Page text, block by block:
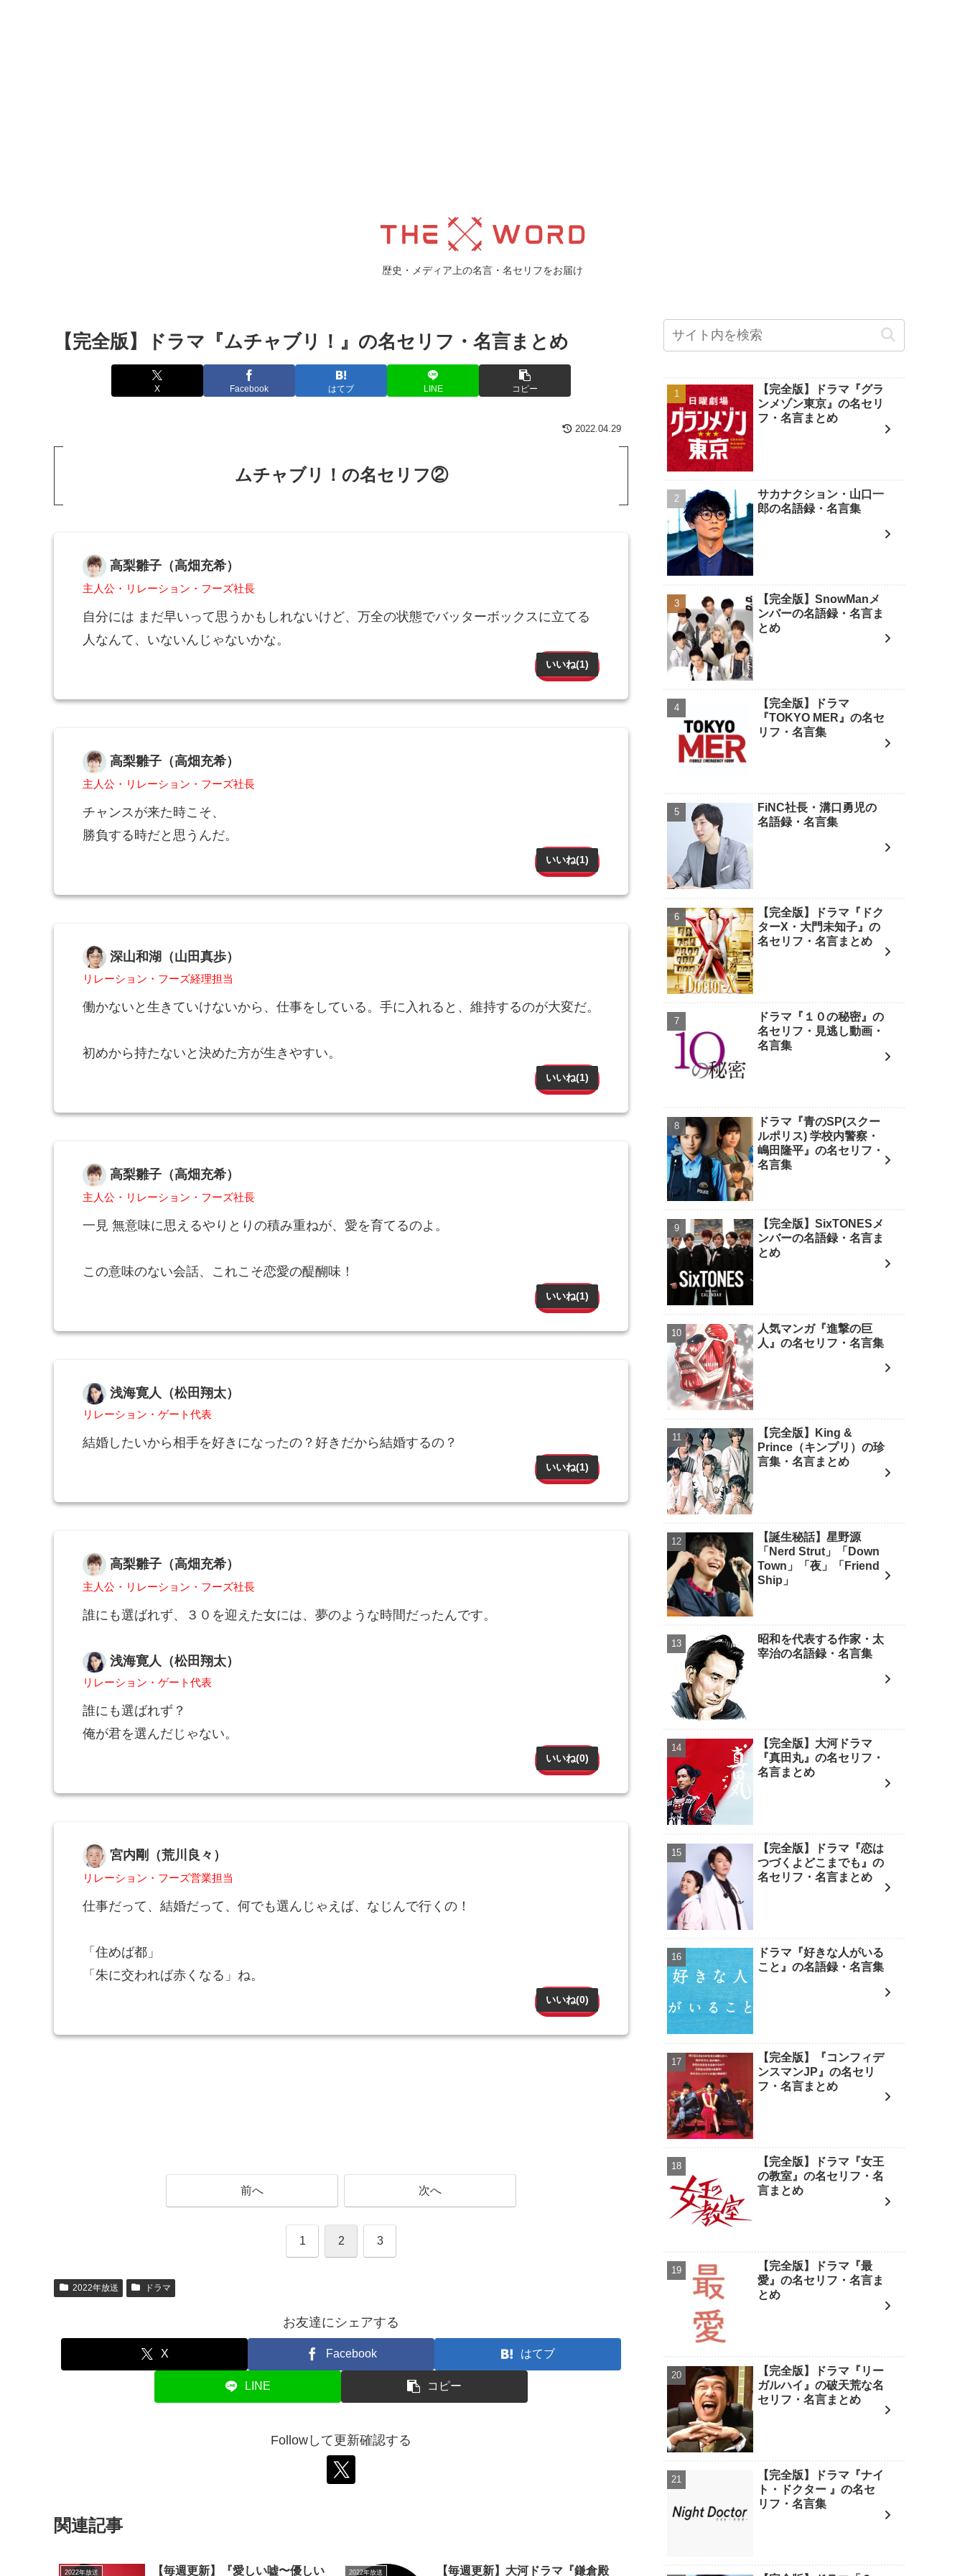
歴史・メディア上の名言・名セリフをお届け
【完全版】ドラマ『ムチャブリ！』の名セリフ・名言まとめ
X Facebook はてブ LINE コピー
2022.04.29
ムチャブリ！の名セリフ②
高梨雛子（高畑充希）
主人公・リレーション・フーズ社長
自分には まだ早いって思うかもしれないけど、万全の状態でバッターボックスに立てる
人なんて、いないんじゃないかな。
いいね(1)
高梨雛子（高畑充希）
主人公・リレーション・フーズ社長
チャンスが来た時こそ、
勝負する時だと思うんだ。
いいね(1)
深山和湖（山田真歩）
リレーション・フーズ経理担当
働かないと生きていけないから、仕事をしている。手に入れると、維持するのが大変だ。
初めから持たないと決めた方が生きやすい。
いいね(1)
高梨雛子（高畑充希）
主人公・リレーション・フーズ社長
一見 無意味に思えるやりとりの積み重ねが、愛を育てるのよ。
この意味のない会話、これこそ恋愛の醍醐味！
いいね(1)
浅海寛人（松田翔太）
リレーション・ゲート代表
結婚したいから相手を好きになったの？好きだから結婚するの？
いいね(1)
高梨雛子（高畑充希）
主人公・リレーション・フーズ社長
誰にも選ばれず、３０を迎えた女には、夢のような時間だったんです。
浅海寛人（松田翔太）
リレーション・ゲート代表
誰にも選ばれず？
俺が君を選んだじゃない。
いいね(0)
宮内剛（荒川良々）
リレーション・フーズ営業担当
仕事だって、結婚だって、何でも選んじゃえば、なじんで行くの！
「住めば都」
「朱に交われば赤くなる」ね。
いいね(0)
前へ 次へ
1 2 3
2022年放送 ドラマ
お友達にシェアする
X Facebook はてブ
LINE コピー
Followして更新確認する
関連記事
2022年放送 【毎週更新】『愛しい嘘〜優しい 2022年放送 【毎週更新】大河ドラマ『鎌倉殿
【完全版】ドラマ『グラ
ンメゾン東京』の名セリ
フ・名言まとめ
サカナクション・山口一
郎の名語録・名言集
【完全版】SnowManメ
ンバーの名語録・名言ま
とめ
【完全版】ドラマ
『TOKYO MER』の名セ
リフ・名言集
FiNC社長・溝口勇児の
名語録・名言集
【完全版】ドラマ『ドク
ターX・大門未知子』の
名セリフ・名言まとめ
ドラマ『１０の秘密』の
名セリフ・見逃し動画・
名言集
ドラマ『青のSP(スクー
ルポリス) 学校内警察・
嶋田隆平』の名セリフ・
名言集
【完全版】SixTONESメ
ンバーの名語録・名言ま
とめ
人気マンガ『進撃の巨
人』の名セリフ・名言集
【完全版】King &
Prince（キンプリ）の珍
言集・名言まとめ
【誕生秘話】星野源
「Nerd Strut」「Down
Town」「夜」「Friend
Ship」
昭和を代表する作家・太
宰治の名語録・名言集
【完全版】大河ドラマ
『真田丸』の名セリフ・
名言まとめ
【完全版】ドラマ『恋は
つづくよどこまでも』の
名セリフ・名言まとめ
ドラマ『好きな人がいる
こと』の名語録・名言集
【完全版】『コンフィデ
ンスマンJP』の名セリ
フ・名言まとめ
【完全版】ドラマ『女王
の教室』の名セリフ・名
言まとめ
【完全版】ドラマ『最
愛』の名セリフ・名言ま
とめ
【完全版】ドラマ『リー
ガルハイ』の破天荒な名
セリフ・名言まとめ
【完全版】ドラマ『ナイ
ト・ドクター 』の名セ
リフ・名言集